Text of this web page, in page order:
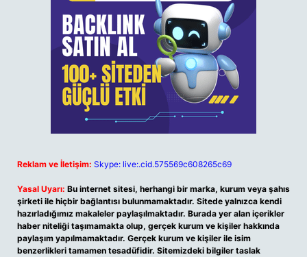
Reklam ve İletişim: Skype: live:.cid.575569c608265c69
Yasal Uyarı: Bu internet sitesi, herhangi bir marka, kurum veya şahıs
şirketi ile hiçbir bağlantısı bulunmamaktadır. Sitede yalnızca kendi
hazırladığımız makaleler paylaşılmaktadır. Burada yer alan içerikler
haber niteliği taşımamakta olup, gerçek kurum ve kişiler hakkında
paylaşım yapılmamaktadır. Gerçek kurum ve kişiler ile isim
benzerlikleri tamamen tesadüfidir. Sitemizdeki bilgiler taslak